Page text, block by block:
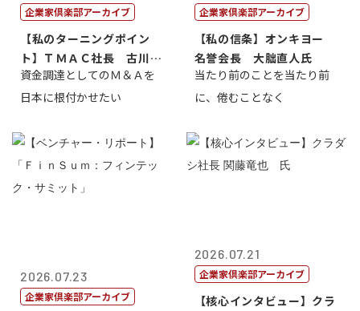
企業家倶楽部アーカイブ
【私のターニングポイン
ト】ＴＭＡＣ社長 古川英
一
資金調達としてのＭ＆Ａを
日本に根付かせたい
企業家倶楽部アーカイブ
【私の信条】オンキヨー
名誉会長 大朏直人氏
当たり前のことを当たり前
に、倦むことなく
2026.07.23
企業家倶楽部アーカイブ
2026.07.21
企業家倶楽部アーカイブ
【核心インタビュー】クラ